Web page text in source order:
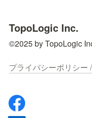
TopoLogic Inc.
©2025 by TopoLogic
プライバシーポリシー